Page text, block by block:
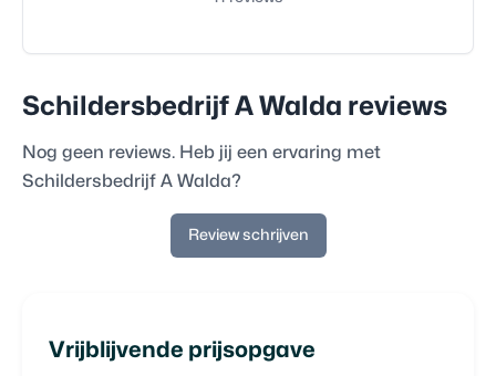
Schildersbedrijf A Walda reviews
Nog geen reviews. Heb jij een ervaring met
Schildersbedrijf A Walda?
Review schrijven
Vrijblijvende prijsopgave